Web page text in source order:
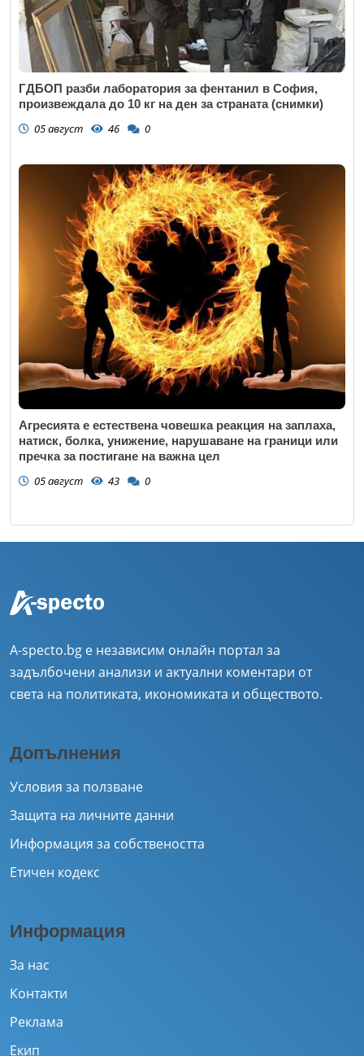
ГДБОП разби лаборатория за фентанил в София,
произвеждала до 10 кг на ден за страната (снимки)
05 август 46 0
Агресията е естествена човешка реакция на заплаха,
натиск, болка, унижение, нарушаване на граници или
пречка за постигане на важна цел
05 август 43 0
A-specto.bg е независим онлайн портал за
задълбочени анализи и актуални коментари от
света на политиката, икономиката и обществото.
Допълнения
Условия за ползване
Защита на личните данни
Информация за собствеността
Етичен кодекс
Информация
За нас
Контакти
Реклама
Екип